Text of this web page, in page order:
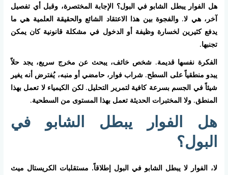
هل الفوار يبطل الشابو في البول؟ الإجابة المختصرة، وقبل أي تفصيل
آخر، هي لا. والفجوة بين هذا الاعتقاد الشائع والحقيقة العلمية هي ما
يدفع كثيرين لخسارة وظيفة أو الدخول في مشكلة قانونية كان يمكن
تجنبها.
الفكرة نفسها قديمة. شخص خائف، يبحث عن مخرج سريع، يجد حلاً
يبدو منطقياً على السطح. شراب فوار، حامضي أو منبه، يُفترض أنه يغير
شيئاً في الجسم بسرعة كافية لتمرير التحليل. لكن الكيمياء لا تعمل بهذا
المنطق. ولا المختبرات الحديثة تعمل بهذا المستوى من السطحية.
هل الفوار يبطل الشابو في
البول؟
لا، الفوار لا يبطل الشابو في البول إطلاقاً. مستقلبات الكريستال ميث